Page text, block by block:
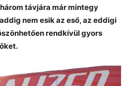
távjára már mintegy
nem esik az eső, az eddigi
rendkívül gyors